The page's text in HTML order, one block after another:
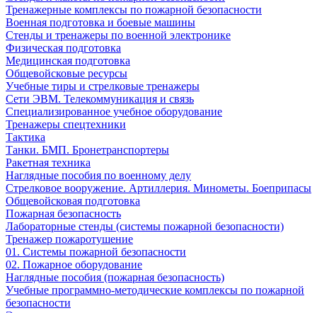
Тренажерные комплексы по пожарной безопасности
Военная подготовка и боевые машины
Стенды и тренажеры по военной электронике
Физическая подготовка
Медицинская подготовка
Общевойсковые ресурсы
Учебные тиры и стрелковые тренажеры
Сети ЭВМ. Телекоммуникация и связь
Специализированное учебное оборудование
Тренажеры спецтехники
Тактика
Танки. БМП. Бронетранспортеры
Ракетная техника
Наглядные пособия по военному делу
Стрелковое вооружение. Артиллерия. Минометы. Боеприпасы
Общевойсковая подготовка
Пожарная безопасность
Лабораторные стенды (системы пожарной безопасности)
Тренажер пожаротушение
01. Системы пожарной безопасности
02. Пожарное оборудование
Наглядные пособия (пожарная безопасность)
Учебные программно-методические комплексы по пожарной
безопасности